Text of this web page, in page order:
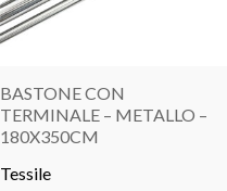
LEGGI
BASTONE CON
TERMINALE – METALLO –
180X350CM
Tessile